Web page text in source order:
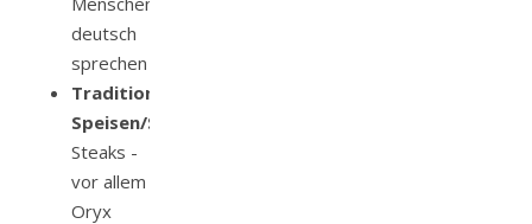
deutsch
sprechen
Traditionelle
Speisen/Spezialitäten:
Steaks -
vor allem
Oryx